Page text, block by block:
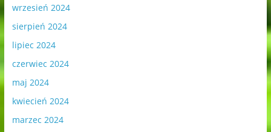
wrzesień 2024
sierpień 2024
lipiec 2024
czerwiec 2024
maj 2024
kwiecień 2024
marzec 2024